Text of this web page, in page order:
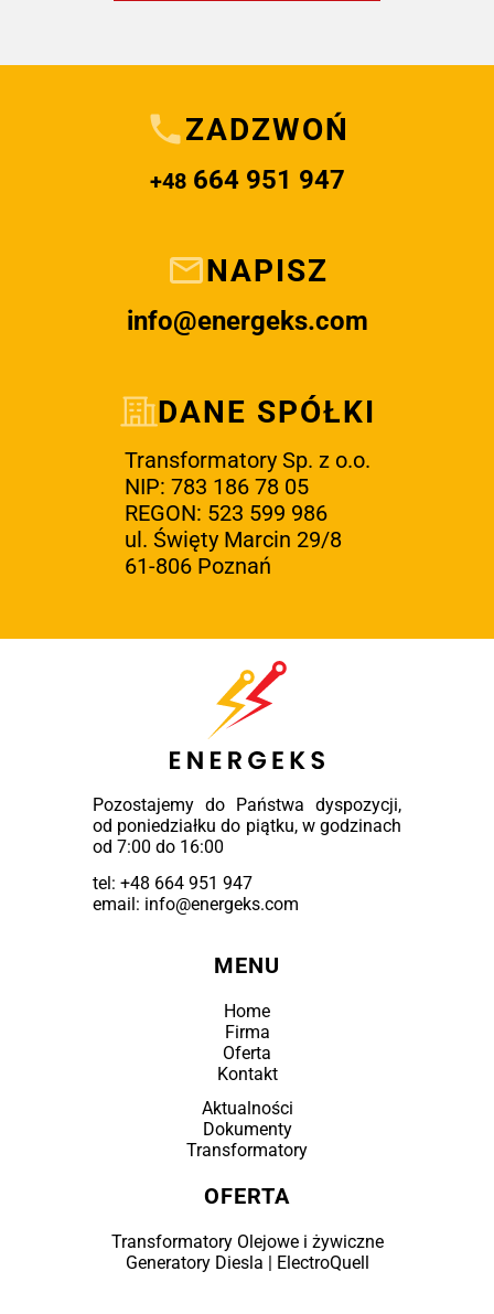
ZADZWOŃ
+48664 951 947
NAPISZ
info@energeks.com
DANE SPÓŁKI
Transformatory Sp. z o.o.
NIP: 783 186 78 05
REGON: 523 599 986
ul. Święty Marcin 29/8
61-806 Poznań
Pozostajemy do Państwa dyspozycji,
od poniedziałku do piątku, w godzinach
od 7:00 do 16:00
tel: +48 664 951 947
email: info@energeks.com
MENU
Home
Firma
Oferta
Kontakt
Aktualności
Dokumenty
Transformatory
OFERTA
Transformatory Olejowe i żywiczne
Generatory Diesla | ElectroQuell